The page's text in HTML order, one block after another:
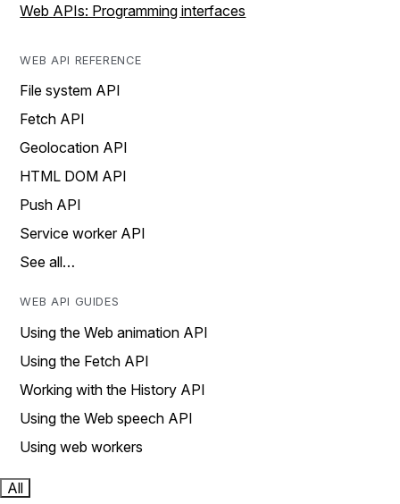
Web APIs: Programming interfaces
WEB API REFERENCE
File system API
Fetch API
Geolocation API
HTML DOM API
Push API
Service worker API
See all…
WEB API GUIDES
Using the Web animation API
Using the Fetch API
Working with the History API
Using the Web speech API
Using web workers
All